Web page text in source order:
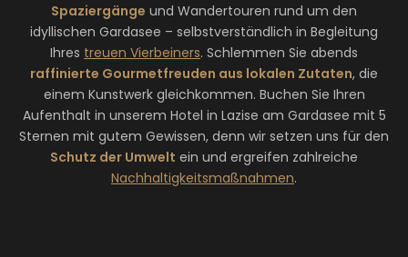
Spaziergänge und Wandertouren rund um den
idyllischen Gardasee – selbstverständlich in Begleitung
Ihres treuen Vierbeiners. Schlemmen Sie abends
raffinierte Gourmetfreuden aus lokalen Zutaten, die
einem Kunstwerk gleichkommen. Buchen Sie Ihren
Aufenthalt in unserem Hotel in Lazise am Gardasee mit 5
Sternen mit gutem Gewissen, denn wir setzen uns für den
Schutz der Umwelt ein und ergreifen zahlreiche
Nachhaltigkeitsmaßnahmen.